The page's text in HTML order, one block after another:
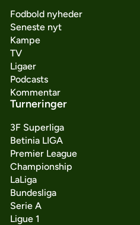
Fodbold nyheder
Seneste nyt
Kampe
TV
Ligaer
Podcasts
Kommentar
Turneringer
3F Superliga
Betinia LIGA
Premier League
Championship
LaLiga
Bundesliga
Serie A
Ligue 1